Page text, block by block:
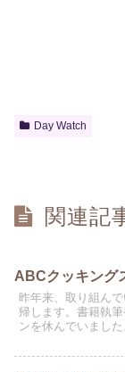
Day Watch
関連記
ABCクッキング
昨年来、取り組ん
帰します。書籍執
ンを休んでいまし